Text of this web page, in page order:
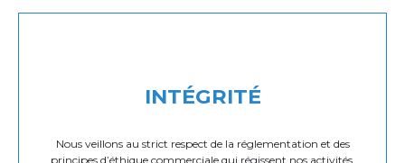
INTÉGRITÉ
Nous veillons au strict respect de la réglementation et des
principes d’éthique commerciale qui régissent nos activités.